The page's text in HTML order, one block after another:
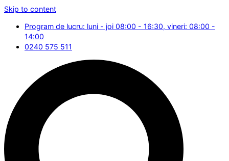
Skip to content
Program de lucru: luni - joi 08:00 - 16:30, vineri: 08:00 -
14:00
0240 575 511